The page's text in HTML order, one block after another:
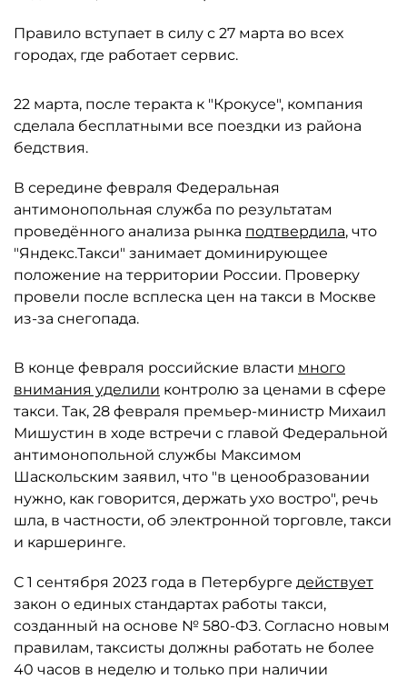
Правило вступает в силу с 27 марта во всех
городах, где работает сервис.
22 марта, после теракта к "Крокусе", компания
сделала бесплатными все поездки из района
бедствия.
В середине февраля Федеральная
антимонопольная служба по результатам
проведённого анализа рынка подтвердила, что
"Яндекс.Такси" занимает доминирующее
положение на территории России. Проверку
провели после всплеска цен на такси в Москве
из-за снегопада.
В конце февраля российские власти много
внимания уделили контролю за ценами в сфере
такси. Так, 28 февраля премьер-министр Михаил
Мишустин в ходе встречи с главой Федеральной
антимонопольной службы Максимом
Шаскольским заявил, что "в ценообразовании
нужно, как говорится, держать ухо востро", речь
шла, в частности, об электронной торговле, такси
и каршеринге.
С 1 сентября 2023 года в Петербурге действует
закон о единых стандартах работы такси,
созданный на основе № 580-ФЗ. Согласно новым
правилам, таксисты должны работать не более
40 часов в неделю и только при наличии